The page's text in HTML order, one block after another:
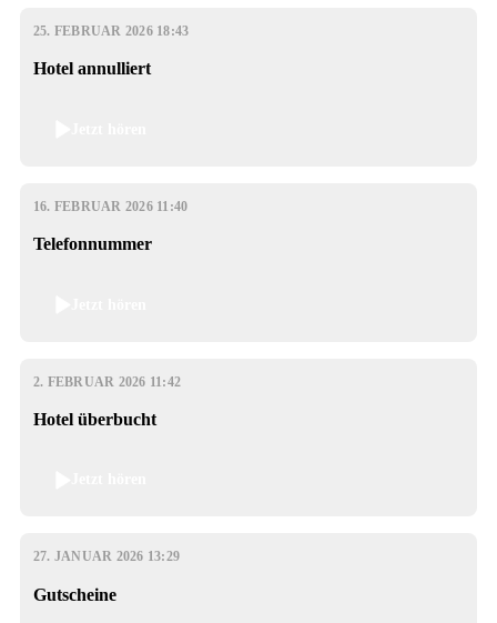
25. FEBRUAR 2026 18:43
Hotel annulliert
16. FEBRUAR 2026 11:40
Telefonnummer
2. FEBRUAR 2026 11:42
Hotel überbucht
27. JANUAR 2026 13:29
Gutscheine